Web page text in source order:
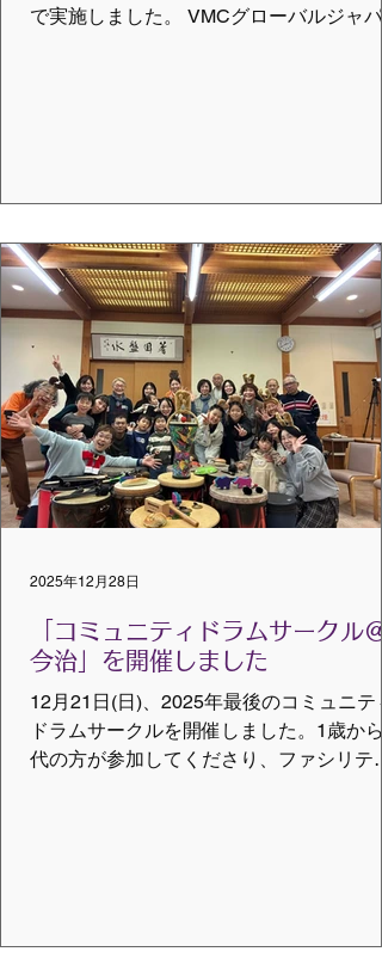
で実施しました。 VMCグローバルジャパ
音楽療法士として、そのどちらでも活動さ
れているお仲間たち。経験も活動されてい
る分野や領域もさまざまですが、それぞれ
が“何か”を持ち帰ることができたら、とい
願いの基、以下のことを共有してスタート
しました。 ・みんなでいろいろ試して語
合おう ・参加者全員でアイデアを出しな
ら進めよう ・分かち合う時間をしっかり
ろう 4時間という時間があっという間に
られるほど、参加者全員が主体的に、創造
性をもって、さまざまなアイデアを出しな
り返りの時間も豊かな場となりましたが、
参加者が共通して語ったことは以下に集約
できると思
「コミュニティドラムサークル＠
今治」を開催しました
12月21日(日)、2025年最後のコミュニテ
ドラムサークルを開催しました。1歳から
代の方が参加してくださり、ファシリテー
2025年12月28日